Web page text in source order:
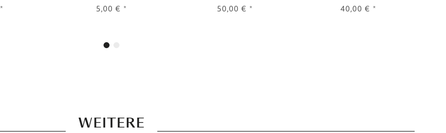
*
5,00 € *
50,00 € *
40,00 € *
WEITERE